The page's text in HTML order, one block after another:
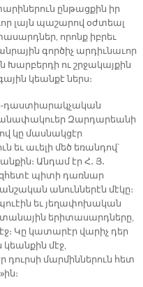
ընթացքին իր
լայն պաշարով օժտեալ
որոնք իբրեւ
գործիչ արդիւնաւոր
Խարբերդի ու շրջակայքին
կեանքէ ներս։
դաստիարակչական
Զարդարեանի
կը մասնակցէր
եւ աւելի մեծ եռանդով՝
Անդամ էր Հ․ Յ․
պիտի դառնար
անուններէն մէկը։
եւ յեղափոխական
երիտասարդները,
Կը կատարէր վարիչ դեր
մէջ,
դուրսի մարմիններուն հետ